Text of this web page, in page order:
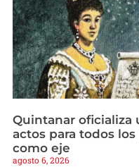
Quintanar oficializa
actos para todos
como eje
agosto 6, 2026